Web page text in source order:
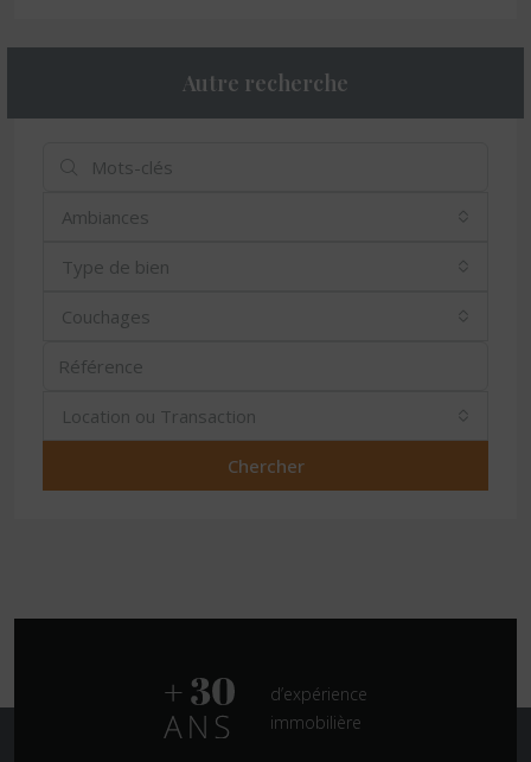
Autre recherche
Ambiances
Type de bien
Couchages
Location ou Transaction
Chercher
d’expérience
immobilière